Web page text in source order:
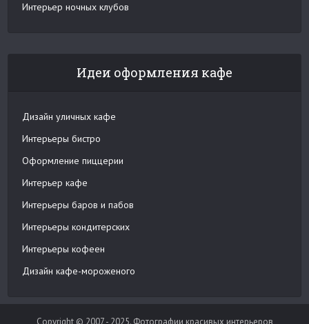
Интерьер ночных клубов
Идеи оформления кафе
Дизайн уличных кафе
Интерьеры бистро
Оформление пиццерии
Интерьер кафе
Интерьеры баров и пабов
Интерьеры кондитерских
Интерьеры кофеен
Дизайн кафе-мороженого